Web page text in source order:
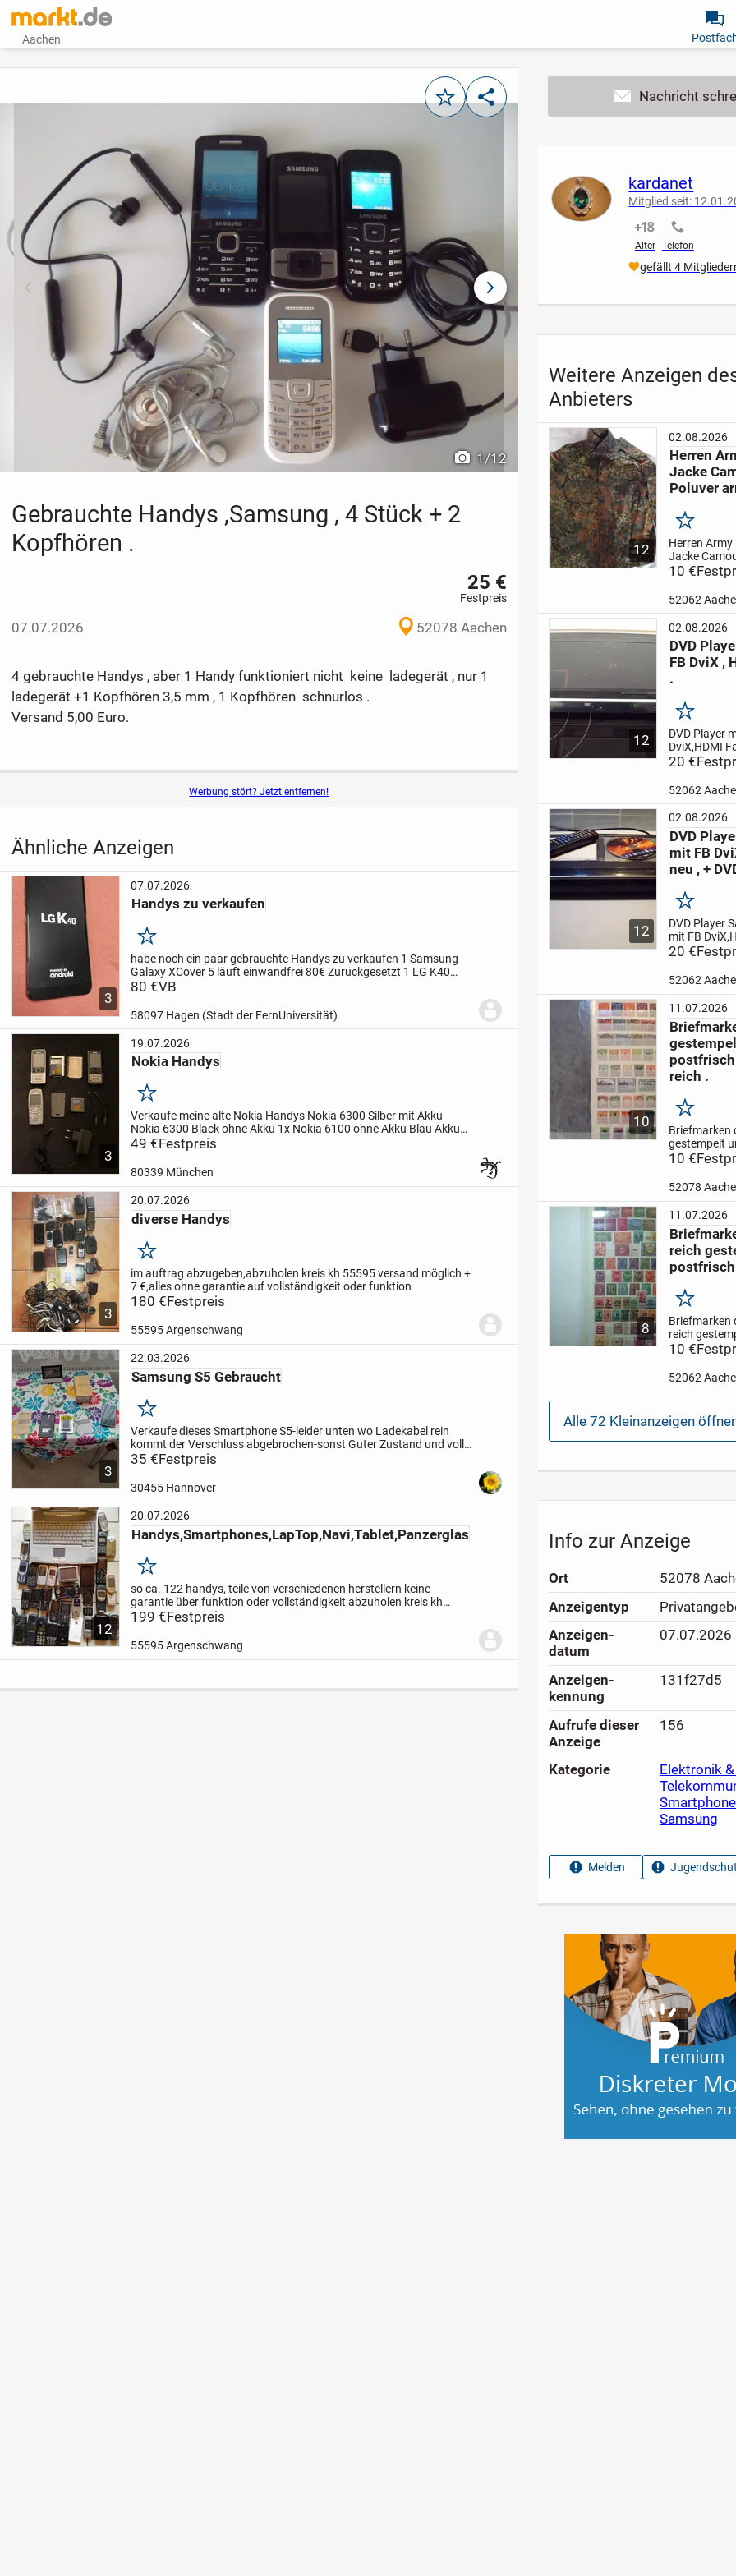
Aachen
MerkenTeilen
vorheriges Bild
1/12
nächstes Bild
Gebrauchte Handys ,Samsung , 4 Stück + 2
Kopfhören .
25 €
Festpreis
07.07.2026 52078 Aachen
4 gebrauchte Handys , aber 1 Handy funktioniert nicht keine ladegerät , nur 1
ladegerät +1 Kopfhören 3,5 mm , 1 Kopfhören schnurlos .
Versand 5,00 Euro.
Werbung stört? Jetzt entfernen!
Ähnliche Anzeigen
3
07.07.2026
Handys zu verkaufen
Merken
habe noch ein paar gebrauchte Handys zu verkaufen 1 Samsung
Galaxy XCover 5 läuft einwandfrei 80€ Zurückgesetzt 1 LG K40
läuft einwandfrei 80€ Zurückgesetzt
80 €VB
58097 Hagen (Stadt der FernUniversität)
3
19.07.2026
Nokia Handys
Merken
Verkaufe meine alte Nokia Handys Nokia 6300 Silber mit Akku
Nokia 6300 Black ohne Akku 1x Nokia 6100 ohne Akku Blau Akku
BP-6M für Nokia N73 oder Nokia 6233
ladekabel...
49 €Festpreis
80339 München
3
20.07.2026
diverse Handys
Merken
im auftrag abzugeben,abzuholen kreis kh 55595 versand möglich +
7 €,alles ohne garantie auf vollständigkeit oder funktion
180 €Festpreis
55595 Argenschwang
3
22.03.2026
Samsung S5 Gebraucht
Merken
Verkaufe dieses Smartphone S5-leider unten wo Ladekabel rein
kommt der Verschluss abgebrochen-sonst Guter Zustand und voll
funktionsfähig. Inkl. Ersatz
Akku,Köpfhörer,Anleitung,Ladeabdeckung für...
35 €Festpreis
30455 Hannover
12
20.07.2026
Handys,Smartphones,LapTop,Navi,Tablet,Panzerglas
Merken
so ca. 122 handys, teile von verschiedenen herstellern keine
garantie über funktion oder vollständigkeit abzuholen kreis kh
versand + 19,50 €
199 €Festpreis
55595 Argenschwang
kardanet
Mitglied seit:
Alter
nicht verifiziert
Telefon
nicht
gefällt 4
Weitere Anzeigen
Anbieters
12
02.08.2026
Herren
Jacke
Poluver
Merken
Herren Army
Jacke
Poluver
Army Hemd
Camouflage
Hemd Jacke
Camouflage
+ Poluver . 2
super
10 €
52062
12
02.08.2026
DVD
FB DviX ,
.
Merken
DVD Player
DviX,HDMI
FB DviX ,
FB DviX,
Geschenk
Abspielbare
DVD, VCD,
WMA,
benutzen
20 €
52062
12
02.08.2026
DVD
mit FB
neu , +
Merken
DVD Player
mit FB
neu . DVD
Toschiba ,
DVD Player
Film .
Formate:
JPEG, AVI,
DviX:...
20 €
52062
10
11.07.2026
reich .
Merken
Briefmarken
gestempelt
postfrisch .
deutsches
sammlung
.Versand
10 €
52078
8
11.07.2026
reich
Merken
Briefmarken
reich
postfrisch .
gute zustand
1,10 euro .
10 €
52062
Alle 72 Kleinanzeigen
Info zur Anzeige
Ort
52078
Anzeigen­typ
Anzeigen­
datum
07.07.2026
Anzeigen­
kennung
131f27d5
Aufrufe dieser
Anzeige
156
Kategorie Elektronik
Samsung
Melden